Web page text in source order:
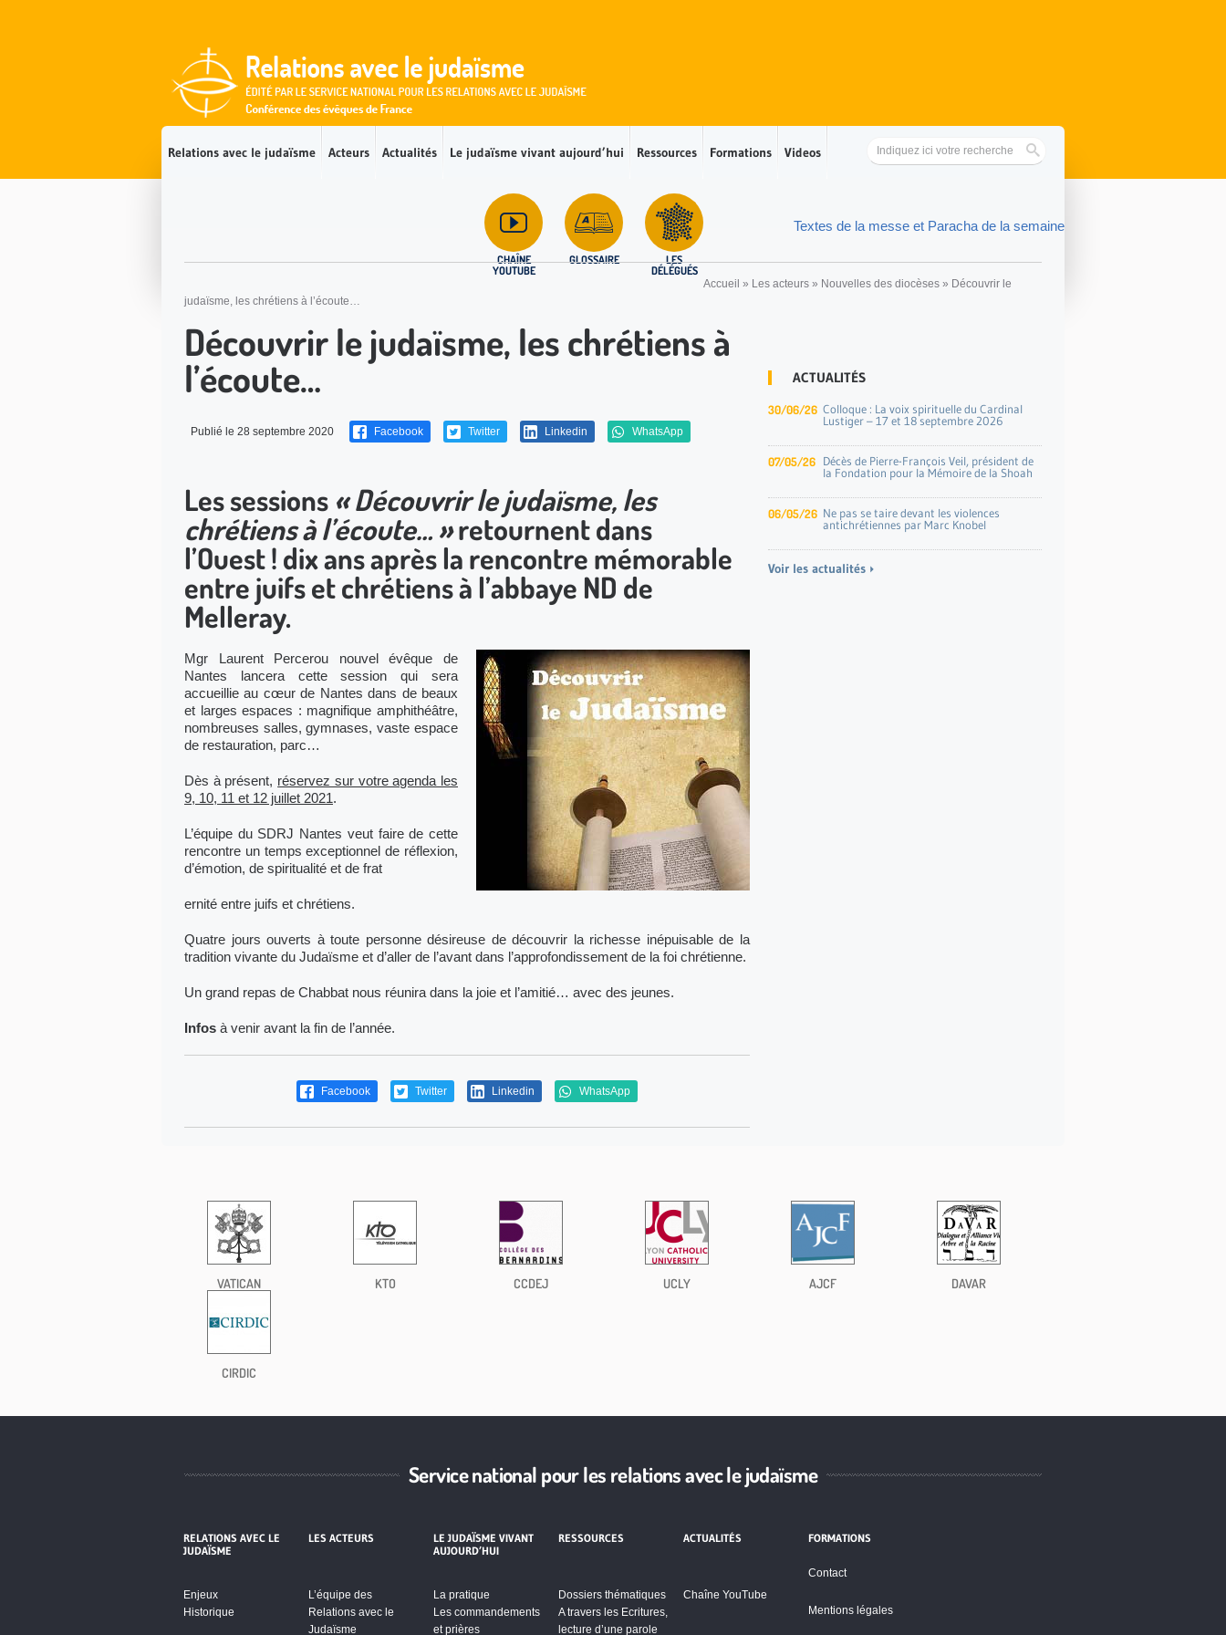
Relations avec le judaïsme Acteurs Actualités Le judaïsme vivant aujourd’hui Ressources Formations Videos
CHAÎNE
YOUTUBE
GLOSSAIRE
LES
DÉLÉGUÉS
Textes de la messe et Paracha de la semaine
Accueil » Les acteurs » Nouvelles des diocèses » Découvrir le
judaïsme, les chrétiens à l’écoute…
Découvrir le judaïsme, les chrétiens à
l’écoute…
Publié le 28 septembre 2020 Facebook Twitter Linkedin WhatsApp
Les sessions « Découvrir le judaïsme, les
chrétiens à l’écoute… »retournent dans
l’Ouest ! dix ans après la rencontre mémorable
entre juifs et chrétiens à l’abbaye ND de
Melleray.
Mgr Laurent Percerou nouvel évêque de
Nantes lancera cette session qui sera
accueillie au cœur de Nantes dans de beaux
et larges espaces : magnifique amphithéâtre,
nombreuses salles, gymnases, vaste espace
de restauration, parc…
Dès à présent, réservez sur votre agenda les
9, 10, 11 et 12 juillet 2021.
L’équipe du SDRJ Nantes veut faire de cette
rencontre un temps exceptionnel de réflexion,
d’émotion, de spiritualité et de frat
ernité entre juifs et chrétiens.
Quatre jours ouverts à toute personne désireuse de découvrir la richesse inépuisable de la
tradition vivante du Judaïsme et d’aller de l’avant dans l’approfondissement de la foi chrétienne.
Un grand repas de Chabbat nous réunira dans la joie et l’amitié… avec des jeunes.
Infos à venir avant la fin de l’année.
Facebook Twitter Linkedin WhatsApp
ACTUALITÉS
30/06/26 Colloque : La voix spirituelle du Cardinal
Lustiger – 17 et 18 septembre 2026
07/05/26 Décès de Pierre-François Veil, président de
la Fondation pour la Mémoire de la Shoah
06/05/26 Ne pas se taire devant les violences
antichrétiennes par Marc Knobel
Voir les actualités
VATICAN KTO CCDEJ UCLY AJCF DAVAR
CIRDIC
Service national pour les relations avec le judaïsme
RELATIONS AVEC LE
JUDAÏSME
Enjeux
Historique
LES ACTEURS
L’équipe des
Relations avec le
Judaïsme
LE JUDAÏSME VIVANT
AUJOURD’HUI
La pratique
Les commandements
et prières
RESSOURCES
Dossiers thématiques
A travers les Ecritures,
lecture d’une parole
ACTUALITÉS
Chaîne YouTube
FORMATIONS
Contact
Mentions légales